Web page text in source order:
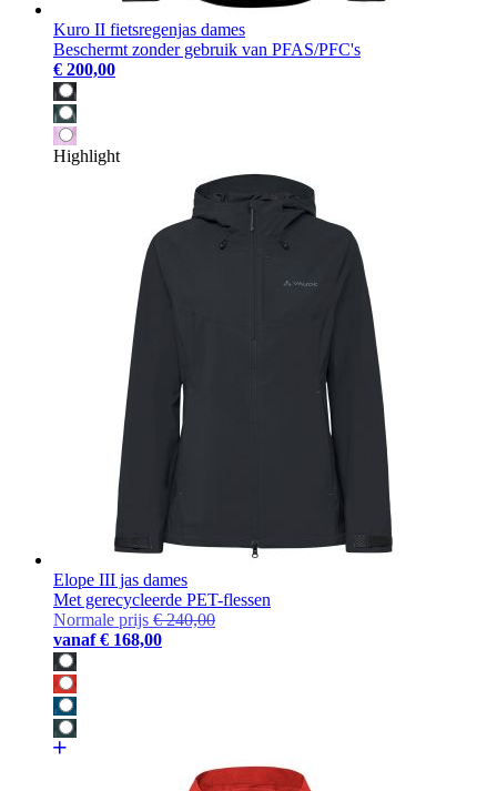
Kuro II fietsregenjas dames
Beschermt zonder gebruik van PFAS/PFC's
€ 200,00
Highlight
Elope III jas dames
Met gerecycleerde PET-flessen
Normale prijs € 240,00
vanaf € 168,00